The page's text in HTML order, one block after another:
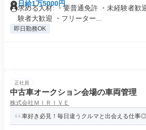
日給1万5000円
求める人材: ・要普通免許 ・未経験者歓
験者大歓迎 ・フリーター...
即日勤務OK
正社員
中古車オークション会場の車両管理
株式会社ＭＩＲＩＶＥ
車好き必見！毎日違うクルマと出会える仕事